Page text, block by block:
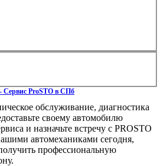
Сервис ProSTO в СПб
обслуживание, диагностика
своему автомобилю
и назначьте встречу с PROSTO
автомеханиками сегодня,
профессиональную